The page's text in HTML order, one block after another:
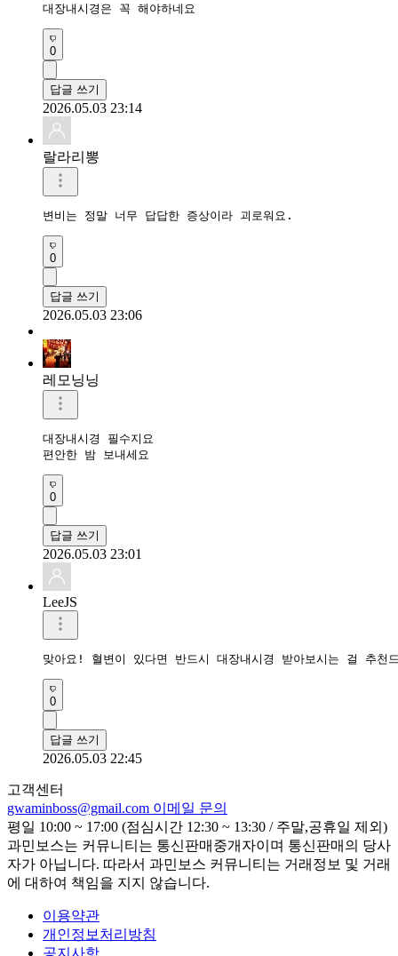
대장내시경은 꼭 해야하네요
0
답글 쓰기
2026.05.03 23:14
랄라리뽕
변비는 정말 너무 답답한 증상이라 괴로워요.
0
답글 쓰기
2026.05.03 23:06
레모닝닝
대장내시경 필수지요
편안한 밤 보내세요
0
답글 쓰기
2026.05.03 23:01
LeeJS
맞아요! 혈변이 있다면 반드시 대장내시경 받아보시는 걸 추천
0
답글 쓰기
2026.05.03 22:45
고객센터
gwaminboss@gmail.com 이메일 문의
평일 10:00 ~ 17:00 (점심시간 12:30 ~ 13:30 / 주말,공휴일 제외)
과민보스는 커뮤니티는 통신판매중개자이며 통신판매의 당사
자가 아닙니다. 따라서 과민보스 커뮤니티는 거래정보 및 거래
에 대하여 책임을 지지 않습니다.
이용약관
개인정보처리방침
공지사항